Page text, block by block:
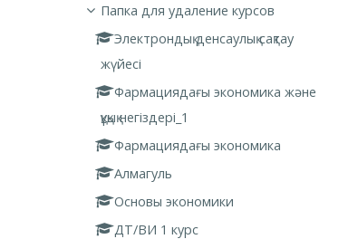
Папка для удаление курсов
Электрондық денсаулық сақтау
жүйесі
Фармациядағы экономика және
құқық негіздері_1
Фармациядағы экономика
Алмагуль
Основы экономики
ДТ/ВИ 1 курс